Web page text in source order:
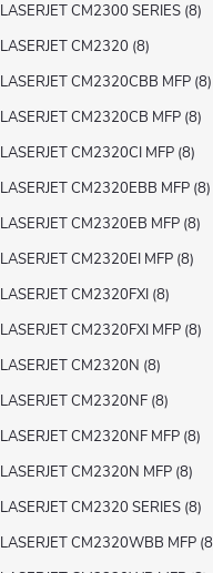
CM2300 SERIES 8
CM2320 8
CM2320CBB MFP 8
CM2320CB MFP 8
CM2320CI MFP 8
CM2320EBB MFP 8
CM2320EB MFP 8
CM2320EI MFP 8
CM2320FXI 8
CM2320FXI MFP 8
CM2320N 8
CM2320NF 8
CM2320NF MFP 8
CM2320N MFP 8
CM2320 SERIES 8
CM2320WBB MFP 8